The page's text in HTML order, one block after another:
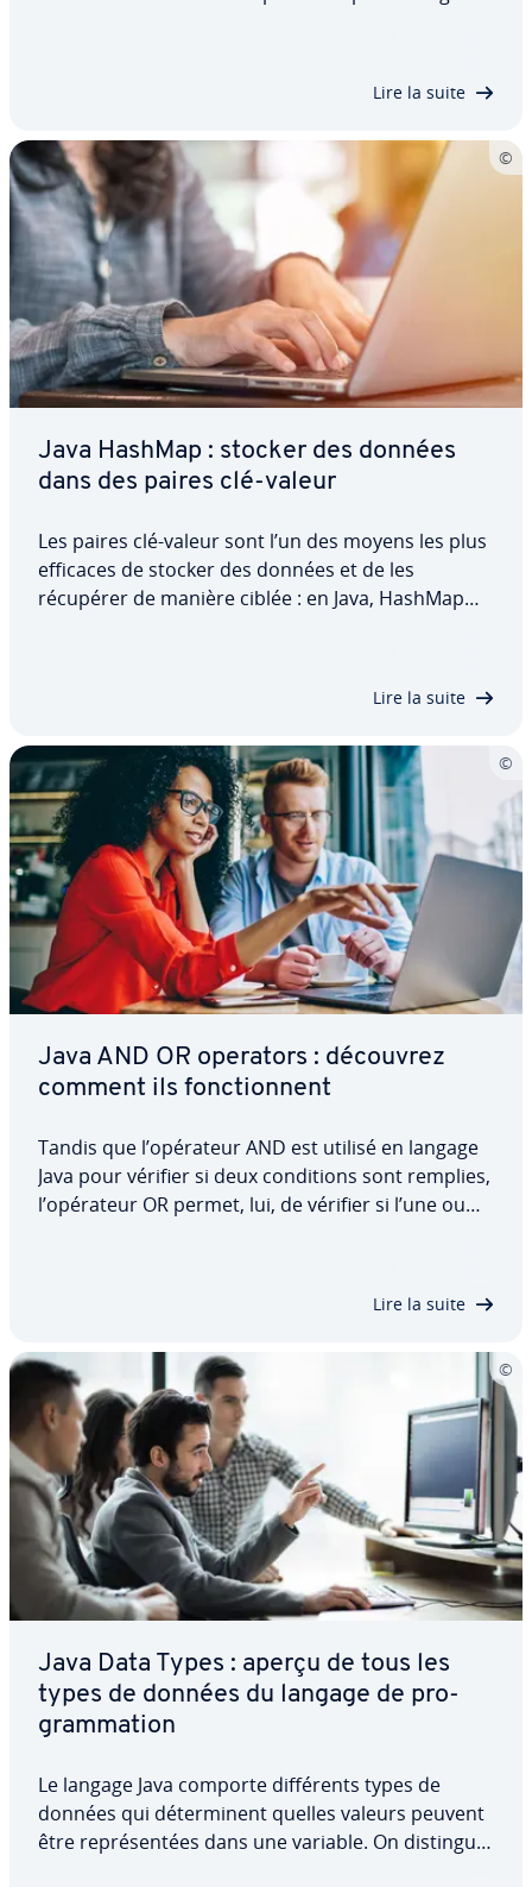
Lire la suite
Java HashMap : stocker des données
dans des paires clé-valeur
Les paires clé-valeur sont l’un des moyens les plus
efficaces de stocker des données et de les
récupérer de manière ciblée : en Java, HashMap
Lire la suite
Java AND OR operators : découvrez
comment ils fonc­tion­nent
Tandis que l’opérateur AND est utilisé en langage
Java pour vérifier si deux con­di­tions sont remplies,
l’opérateur OR permet, lui, de vérifier si l’une ou
Lire la suite
Java Data Types : aperçu de tous les
types de données du langage de pro­
gram­ma­tion
Le langage Java comporte dif­fé­rents types de
données qui dé­ter­mi­nent quelles valeurs peuvent
être re­pré­sen­tées dans une variable. On distingue